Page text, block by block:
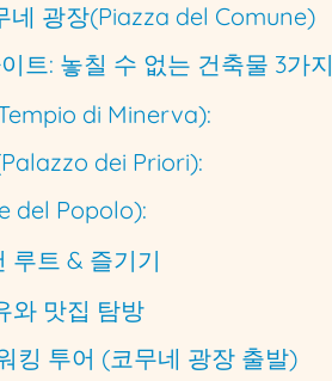
네 광장(Piazza del Comune)
트: 놓칠 수 없는 건축물 3가지
di Minerva):
dei Priori):
del Popolo):
루트 & 즐기기
와 맛집 탐방
킹 투어 (코무네 광장 출발)